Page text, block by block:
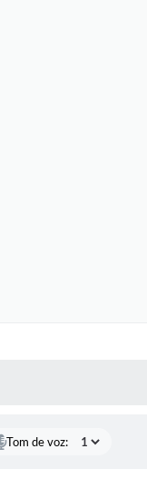
Tom de voz: